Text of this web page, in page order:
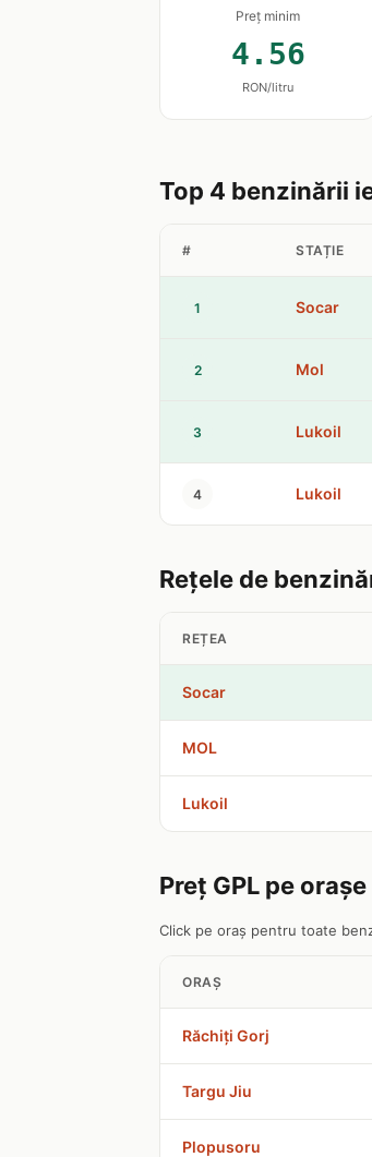
Preț minim
4.56
RON/litru
Top 4 benzinării
# STAȚIE
1 Socar
2 Mol
3 Lukoil
4 Lukoil
Rețele de
REȚEA
Socar
MOL
Lukoil
Preț GPL pe
Click pe oraș pentru toate
ORAȘ
Răchiți Gorj
Targu Jiu
Plopusoru